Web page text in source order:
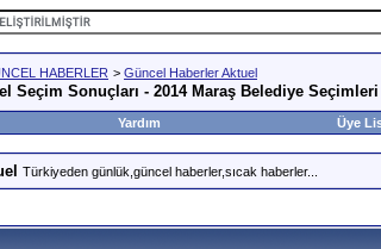
HABERLER > Güncel Haberler Aktuel
Seçim Sonuçları - 2014 Maraş Belediye
Yardım Üye
Türkiyeden günlük,güncel haberler,sıcak haberler...